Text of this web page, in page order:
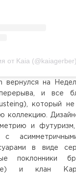
от Kaia (@kaiagerber)
вернулся на
и все
который
коллекцию.
и
с
в виде
поклонники
и клан